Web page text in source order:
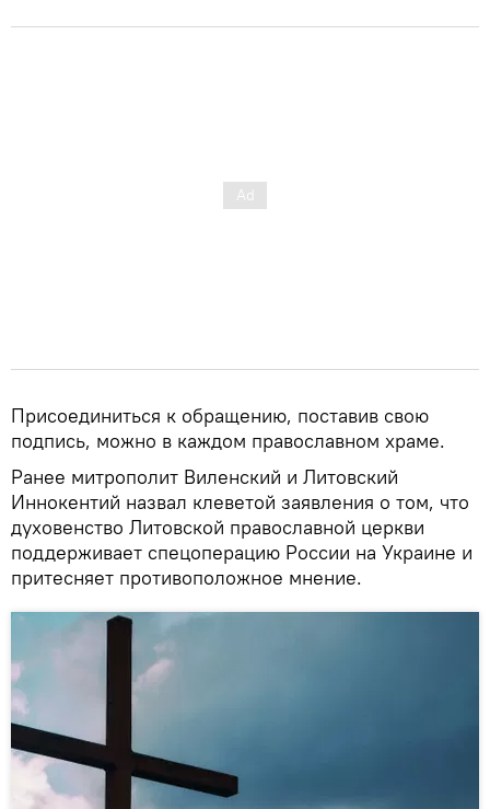
Присоединиться к обращению, поставив свою
подпись, можно в каждом православном храме.
Ранее митрополит Виленский и Литовский
Иннокентий назвал клеветой заявления о том, что
духовенство Литовской православной церкви
поддерживает спецоперацию России на Украине и
притесняет противоположное мнение.